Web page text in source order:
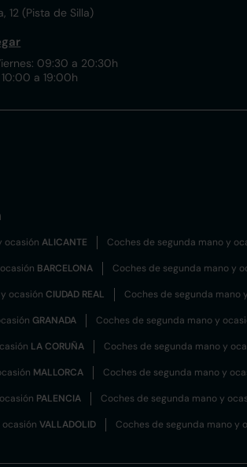
12 (Pista de Silla)
09:30 a 20:30h
a 19:00h
ocasión ALICANTE Coches de segunda mano y
BARCELONA Coches de segunda mano y
ocasión CIUDAD REAL Coches de segunda mano
GRANADA Coches de segunda mano y
LA CORUÑA Coches de segunda mano y
MALLORCA Coches de segunda mano y
PALENCIA Coches de segunda mano y
VALLADOLID Coches de segunda mano y